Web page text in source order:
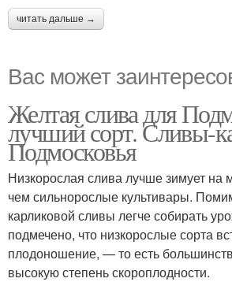
читать дальше →
Вас может
Желтая слива для
лучший сорт. Сливы-
Подмосковья
Низкорослая слива лучше зимует на
чем сильнорослые культивары.
карликовой сливы легче собирать
подмечено, что низкорослые сорта
плодоношение, — то есть
высокую степень скороплодности.